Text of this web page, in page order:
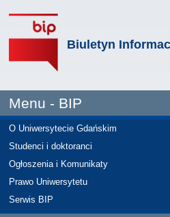
Biuletyn
Menu - BIP
O Uniwersytecie Gdańskim
Studenci i doktoranci
Ogłoszenia i Komunikaty
Prawo Uniwersytetu
Serwis BIP